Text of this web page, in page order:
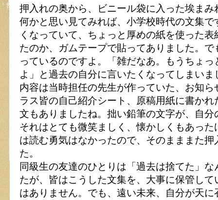
押入れの奥から、ビニール袋に入った埃ま
何かと思い見てみれば、小学校時代の文集
くなっていて、ちょっと厚めの紙を使った
たのか、ガムテープで貼ってありました。
っているのですよ。「雑だなあ。もうちょ
よ」と過去の自分に言いたくなってしまいま
内容は当時担任の先生が作っていた、お知
ラス皆の自己紹介シート、原稿用紙に書か
文もありましたね。拙い鉛筆の文字が、自
それはとても微笑ましく、懐かしくもあっ
は読む勇気はなかったので、そのまままた
た。
同級生の友達のひとりは「過去は捨てた」
たが、皆はこうした文集を、大事に保管し
はありません。でも、遠い未来、自分が天